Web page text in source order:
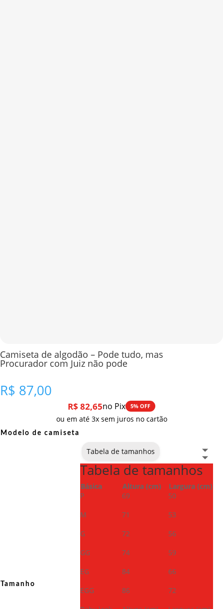
Camiseta de algodão – Pode tudo, mas
Procurador com Juiz não pode
R$ 87,00
R$ 82,65no Pix 5% OFF
ou em até 3x sem juros no cartão
Modelo de camiseta
Tamanho
Tabela de tamanhos
Tabela de tamanhos
Básica Altura (cm)
Largura (cm)
P
69
50
M
71
53
G
72
56
GG
74
59
EG
84
66
EGG
86
72